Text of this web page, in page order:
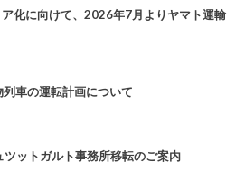
ア化に向けて、2026年7月よりヤマト運輸
車の運転計画について
ットガルト事務所移転のご案内